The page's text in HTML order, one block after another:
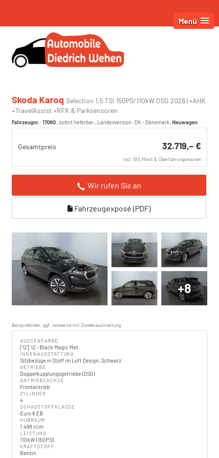
Menü
Skoda Karoq Selection 1.5 TSI 150PS/110kW DSG 2026 | +AHK
+TravelAssist +RFK & Parksensoren
Fahrzeugnr.: 17080 , sofort lieferbar , Landesversion: DK - Dänemark, Neuwagen
Gesamtpreis 32.719,– €
incl. 19% Mwst & Überführungskosten
Wir rufen Sie an
Fahrzeugexposé (PDF)
+8
Beispielbilder, ggf. teilweise mit Sonderausstattung
AUSSENFARBE
1Z 1Z - Black Magic Met.
INNENAUSSTATTUNG
Sitzbezüge in Stoff im Loft Design, Schwarz
GETRIEBE
Doppelkupplungsgetriebe (DSG)
ANTRIEBSACHSE
Frontantrieb
ZYLINDER
4
SCHADSTOFFKLASSE
Euro 6 EB
HUBRAUM
1.498 ccm
LEISTUNG
110 kW (150 PS)
KRAFTSTOFF
Benzin